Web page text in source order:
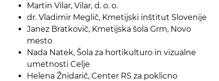
Martin Vilar, Vilar, d. o. o.
dr. Vladimir Meglič, Kmetijski inštitut Slovenije
Janez Bratkovič, Kmetijska šola Grm, Novo
mesto
Nada Natek, Šola za hortikulturo in vizualne
umetnosti Celje
Helena Žnidarič, Center RS za poklicno